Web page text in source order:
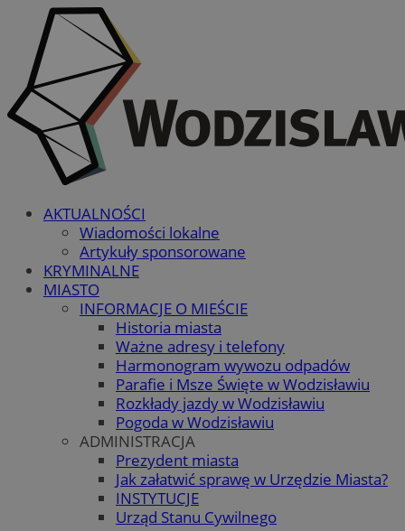
AKTUALNOŚCI
Wiadomości lokalne
Artykuły sponsorowane
KRYMINALNE
MIASTO
INFORMACJE O MIEŚCIE
Historia miasta
Ważne adresy i telefony
Harmonogram wywozu odpadów
Parafie i Msze Święte w Wodzisławiu
Rozkłady jazdy w Wodzisławiu
Pogoda w Wodzisławiu
ADMINISTRACJA
Prezydent miasta
Jak załatwić sprawę w Urzędzie Miasta?
INSTYTUCJE
Urząd Stanu Cywilnego